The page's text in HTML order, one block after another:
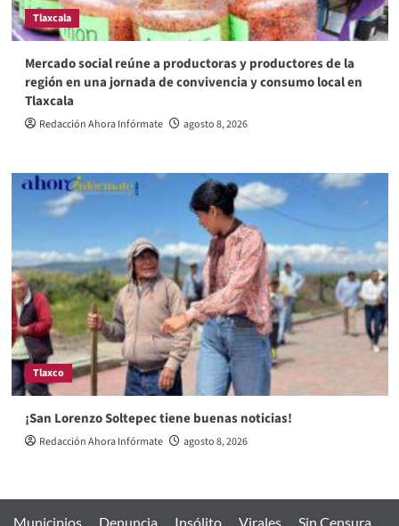
Tlaxcala
Mercado social reúne a productoras y productores de la
región en una jornada de convivencia y consumo local en
Tlaxcala
Redacción Ahora Infórmate agosto 8, 2026
Tlaxco
¡San Lorenzo Soltepec tiene buenas noticias!
Redacción Ahora Infórmate agosto 8, 2026
Municipios Denuncia Insólito Virales Sin Censura